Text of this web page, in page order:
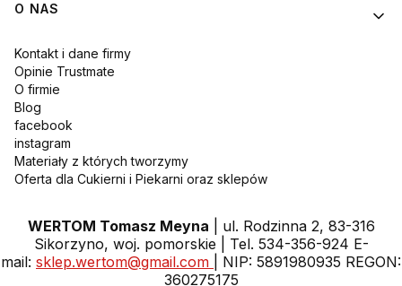
O NAS
Kontakt i dane firmy
Opinie Trustmate
O firmie
Blog
facebook
instagram
Materiały z których tworzymy
Oferta dla Cukierni i Piekarni oraz sklepów
WERTOM Tomasz Meyna | ul. Rodzinna 2, 83-316
Sikorzyno, woj. pomorskie | Tel. 534-356-924 E-
mail: sklep.wertom@gmail.com
| NIP: 5891980935 REGON:
360275175